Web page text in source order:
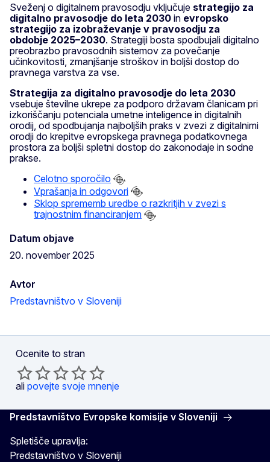
Sveženj o digitalnem pravosodju vključuje strategijo za
digitalno pravosodje do leta 2030 in evropsko
strategijo za izobraževanje v pravosodju za
obdobje 2025–2030. Strategiji bosta spodbujali digitalno
preobrazbo pravosodnih sistemov za povečanje
učinkovitosti, zmanjšanje stroškov in boljši dostop do
pravnega varstva za vse.
Strategija za digitalno pravosodje do leta 2030
vsebuje številne ukrepe za podporo državam članicam pri
izkoriščanju potenciala umetne inteligence in digitalnih
orodij, od spodbujanja najboljših praks v zvezi z digitalnimi
orodji do krepitve evropskega pravnega podatkovnega
prostora za boljši spletni dostop do zakonodaje in sodne
prakse.
Celotno sporočilo
Vprašanja in odgovori
Sklop sprememb uredbe o razkritjih v zvezi s
trajnostnim financiranjem
Datum objave
20. november 2025
Avtor
Predstavništvo v Sloveniji
Ocenite to stran
ali povejte svoje mnenje
Predstavništvo Evropske komisije v Sloveniji
Spletišče upravlja:
Predstavništvo v Sloveniji